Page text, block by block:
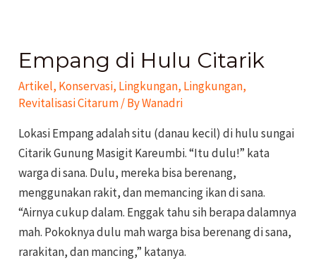
Empang di Hulu Citarik
Artikel, Konservasi, Lingkungan, Lingkungan,
Revitalisasi Citarum/ ByWanadri
Lokasi Empang adalah situ (danau kecil) di hulu sungai
Citarik Gunung Masigit Kareumbi. “Itu dulu!” kata
warga di sana. Dulu, mereka bisa berenang,
menggunakan rakit, dan memancing ikan di sana.
“Airnya cukup dalam. Enggak tahu sih berapa dalamnya
mah. Pokoknya dulu mah warga bisa berenang di sana,
rarakitan, dan mancing,” katanya.
Hulu
Citarik